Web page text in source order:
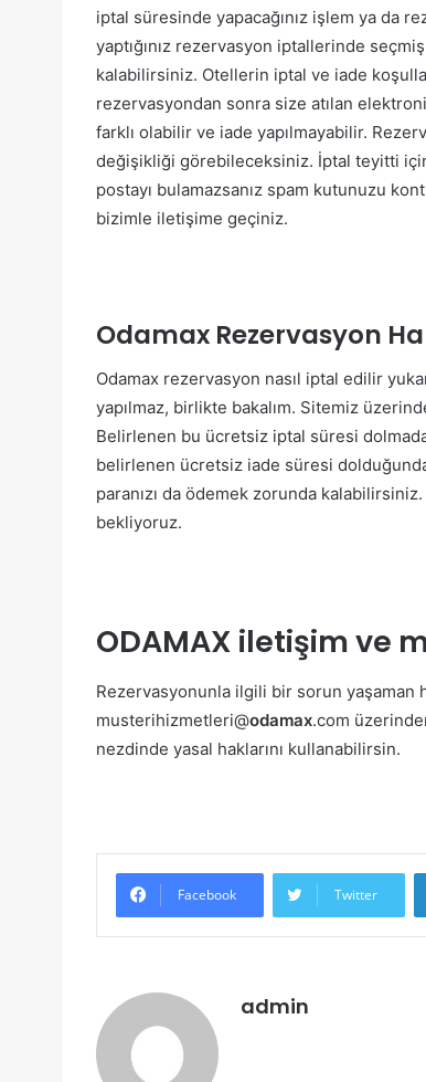
iptal süresinde yapacağınız işlem ya da
yaptığınız rezervasyon iptallerinde
kalabilirsiniz. Otellerin iptal ve iade
rezervasyondan sonra size atılan
farklı olabilir ve iade yapılmayabilir.
değişikliği görebileceksiniz. İptal teyitti
postayı bulamazsanız spam kutunuzu
bizimle iletişime geçiniz.
Odamax Rezervasyon
Odamax rezervasyon nasıl iptal edilir
yapılmaz, birlikte bakalım. Sitemiz
Belirlenen bu ücretsiz iptal süresi
belirlenen ücretsiz iade süresi
paranızı da ödemek zorunda
bekliyoruz.
ODAMAX iletişim ve
Rezervasyonunla ilgili bir sorun
musterihizmetleri@odamax.com
nezdinde yasal haklarını kullanabilirsin.
Facebook Twitter
admin